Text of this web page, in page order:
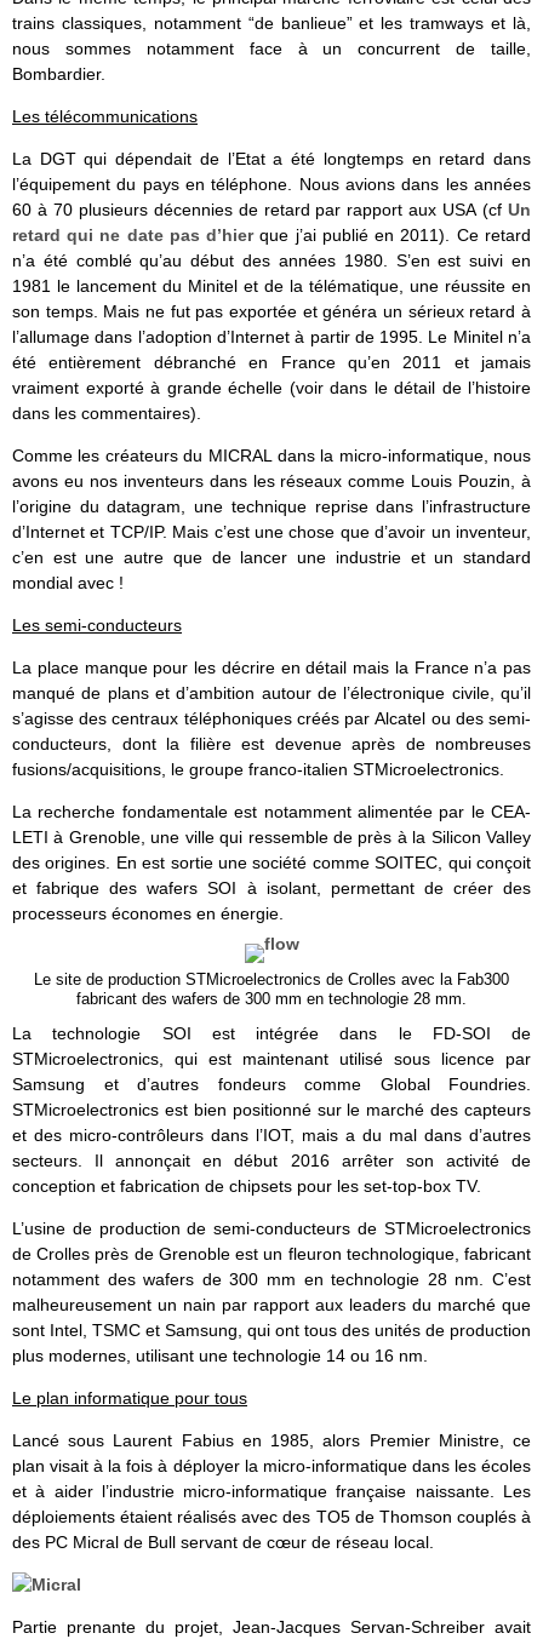
trains classiques, notamment “de banlieue” et les tramways et là,
nous sommes notamment face à un concurrent de taille,
Bombardier.
Les télécommunications
La DGT qui dépendait de l’Etat a été longtemps en retard dans
l’équipement du pays en téléphone. Nous avions dans les années
60 à 70 plusieurs décennies de retard par rapport aux USA (cf Un
retard qui ne date pas d’hierque j’ai publié en 2011). Ce retard
n’a été comblé qu’au début des années 1980. S’en est suivi en
1981 le lancement du Minitel et de la télématique, une réussite en
son temps. Mais ne fut pas exportée et généra un sérieux retard à
l’allumage dans l’adoption d’Internet à partir de 1995. Le Minitel n’a
été entièrement débranché en France qu’en 2011 et jamais
vraiment exporté à grande échelle (voir dans le détail de l’histoire
dans les commentaires).
Comme les créateurs du MICRAL dans la micro-informatique, nous
avons eu nos inventeurs dans les réseaux comme Louis Pouzin, à
l’origine du datagram, une technique reprise dans l’infrastructure
d’Internet et TCP/IP. Mais c’est une chose que d’avoir un inventeur,
c’en est une autre que de lancer une industrie et un standard
mondial avec !
Les semi-conducteurs
La place manque pour les décrire en détail mais la France n’a pas
manqué de plans et d’ambition autour de l’électronique civile, qu’il
s’agisse des centraux téléphoniques créés par Alcatel ou des semi-
conducteurs, dont la filière est devenue après de nombreuses
fusions/acquisitions, le groupe franco-italien STMicroelectronics.
La recherche fondamentale est notamment alimentée par le CEA-
LETI à Grenoble, une ville qui ressemble de près à la Silicon Valley
des origines. En est sortie une société comme SOITEC, qui conçoit
et fabrique des wafers SOI à isolant, permettant de créer des
processeurs économes en énergie.
Le site de production STMicroelectronics de Crolles avec la Fab300
fabricant des wafers de 300 mm en technologie 28 mm.
La technologie SOI est intégrée dans le FD-SOI de
STMicroelectronics, qui est maintenant utilisé sous licence par
Samsung et d’autres fondeurs comme Global Foundries.
STMicroelectronics est bien positionné sur le marché des capteurs
et des micro-contrôleurs dans l’IOT, mais a du mal dans d’autres
secteurs. Il annonçait en début 2016 arrêter son activité de
conception et fabrication de chipsets pour les set-top-box TV.
L’usine de production de semi-conducteurs de STMicroelectronics
de Crolles près de Grenoble est un fleuron technologique, fabricant
notamment des wafers de 300 mm en technologie 28 nm. C’est
malheureusement un nain par rapport aux leaders du marché que
sont Intel, TSMC et Samsung, qui ont tous des unités de production
plus modernes, utilisant une technologie 14 ou 16 nm.
Le plan informatique pour tous
Lancé sous Laurent Fabius en 1985, alors Premier Ministre, ce
plan visait à la fois à déployer la micro-informatique dans les écoles
et à aider l’industrie micro-informatique française naissante. Les
déploiements étaient réalisés avec des TO5 de Thomson couplés à
des PC Micral de Bull servant de cœur de réseau local.
Partie prenante du projet, Jean-Jacques Servan-Schreiber avait